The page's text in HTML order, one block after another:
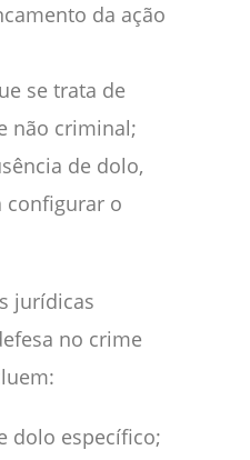
da ação
se trata de
não criminal;
de dolo,
configurar o
jurídicas
no crime
dolo específico;